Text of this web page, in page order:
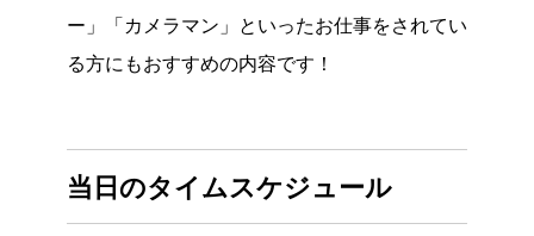
ー」「カメラマン」といったお仕事をされてい
る方にもおすすめの内容です！
当日のタイムスケジュール